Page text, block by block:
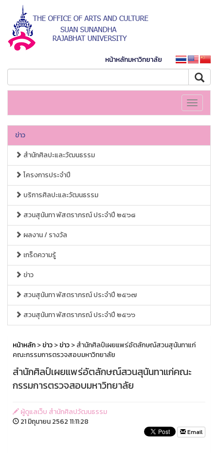
หน้าหลักมหาวิทยาลัย
Toggle
ข่าว
สำนักศิลปะและวัฒนธรรม
โครงการประจำปี
บริการศิลปะและวัฒนธรรม
สวนสุนันทา พัสตราภรณ์ ประจำปี ๒๕๖๘
ผลงาน / รางวัล
เกร็ดความรู้
ข่าว
สวนสุนันทา พัสตราภรณ์ ประจำปี ๒๕๖๗
สวนสุนันทา พัสตราภรณ์ ประจำปี ๒๕๖๖
หน้าหลัก>ข่าว>ข่าว> สำนักศิลป์เผยแพร่อัตลักษณ์สวนสุนันทาแก่
คณะกรรมการตรวจสอบมหาวิทยาลัย
สำนักศิลป์เผยแพร่อัตลักษณ์สวนสุนันทาแก่คณะ
กรรมการตรวจสอบมหาวิทยาลัย
ผู้ดูแลเว็บ สำนักศิลปวัฒนธรรม
21 มิถุนายน 2562 11:11:28
Email